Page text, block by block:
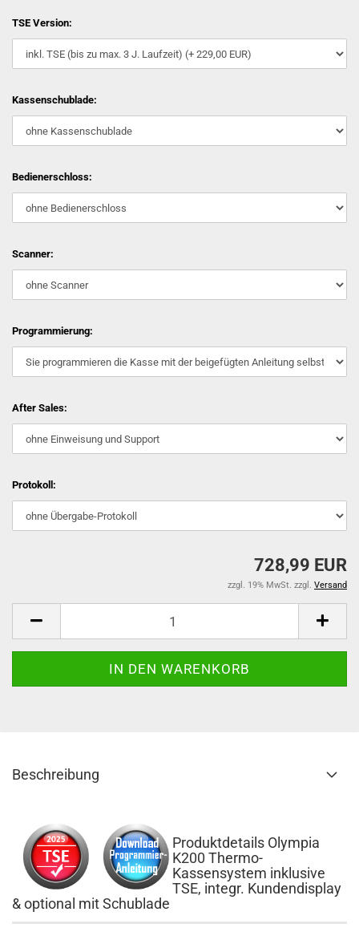
TSE Version:
Kassenschublade:
Bedienerschloss:
Scanner:
Programmierung:
After Sales:
Protokoll:
728,99 EUR
zzgl. 19% MwSt. zzgl. Versand
Beschreibung
Produktdetails Olympia
K200 Thermo-
Kassensystem inklusive
TSE, integr. Kundendisplay
& optional mit Schublade